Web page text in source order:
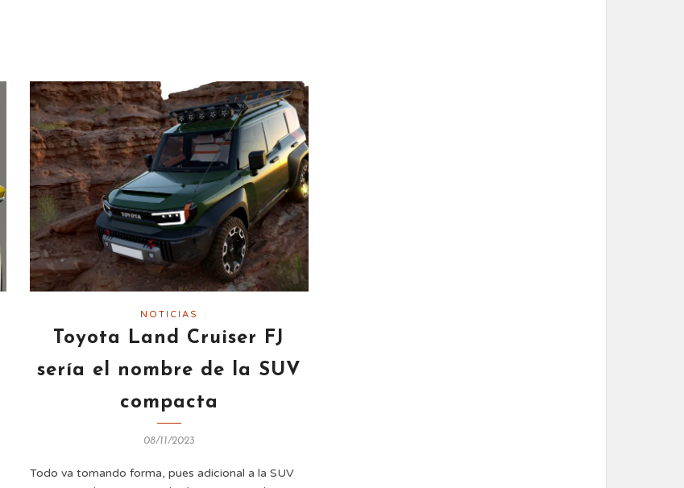
NOTICIAS
Toyota Land Cruiser FJ
sería el nombre de la SUV
compacta
08/11/2023
Todo va tomando forma, pues adicional a la SUV